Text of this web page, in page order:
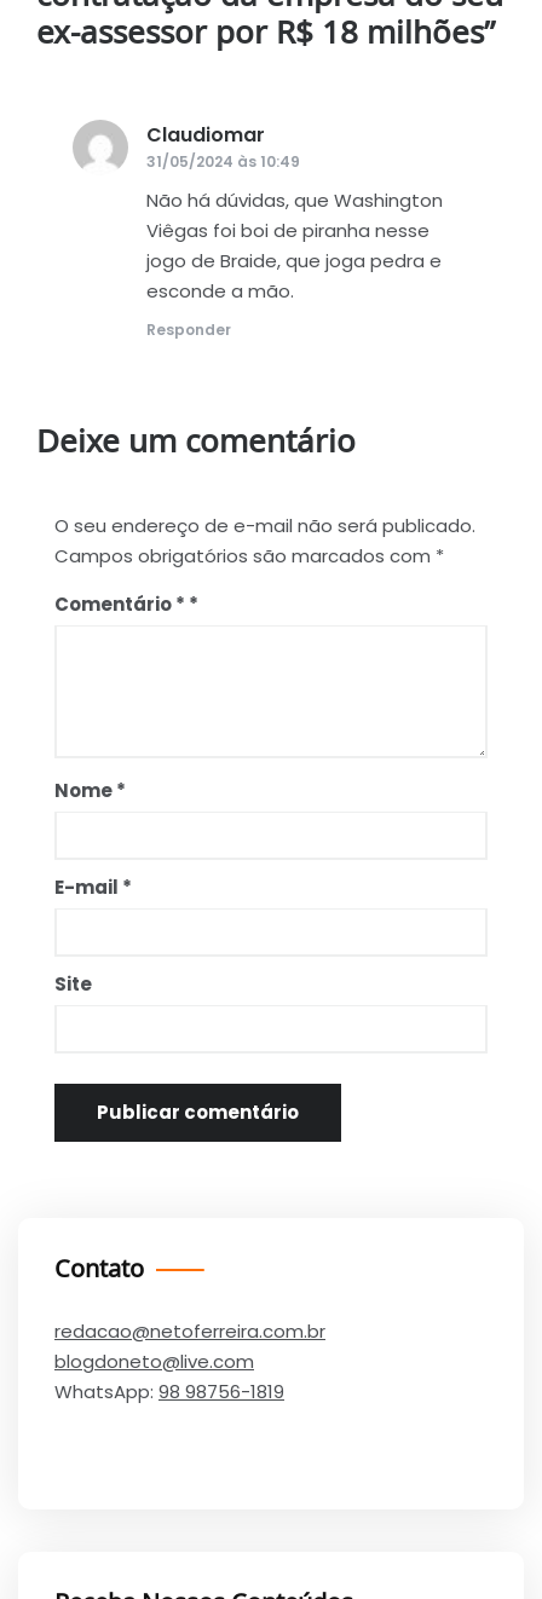
ex-assessor por R$ 18 milhões”
Claudiomar
31/05/2024 às 10:49
Não há dúvidas, que Washington
Viêgas foi boi de piranha nesse
jogo de Braide, que joga pedra e
esconde a mão.
Responder
Deixe um comentário
O seu endereço de e-mail não será publicado.
Campos obrigatórios são marcados com *
Comentário*
Nome*
E-mail *
Site
Contato
redacao@netoferreira.com.br
blogdoneto@live.com
WhatsApp: 98 98756-1819